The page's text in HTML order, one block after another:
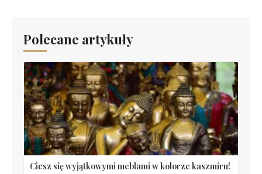
Polecane artykuły
Ciesz się wyjątkowymi meblami w kolorze kaszmiru!